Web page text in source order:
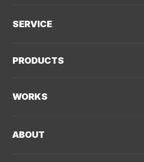
SERVICE
Web制作
デザイン・ブランディング
PRODUCTS
LLMO／AIO／GEO診断
WORKS
ABOUT